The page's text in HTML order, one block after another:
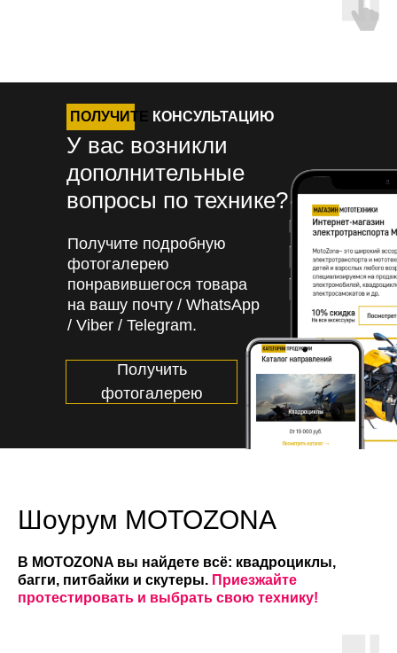
Получите подробную
фотогалерею
понравившегося товара
на вашу почту / WhatsApp
/ Viber / Telegram.
Получить
фотогалерею
У вас возникли
дополнительные
вопросы по технике?
ПОЛУЧИТЕ КОНСУЛЬТАЦИЮ
Шоурум MOTOZONA
В MOTOZONA вы найдете всё: квадроциклы,
багги, питбайки и скутеры. Приезжайте
протестировать и выбрать свою технику!